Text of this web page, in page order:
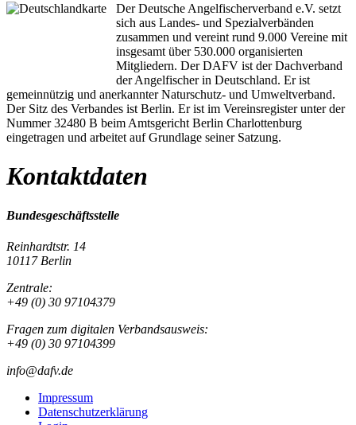
Der Deutsche Angelfischerverband e.V. setzt
sich aus Landes- und Spezialverbänden
zusammen und vereint rund 9.000 Vereine mit
insgesamt über 530.000 organisierten
Mitgliedern. Der DAFV ist der Dachverband
der Angelfischer in Deutschland. Er ist
gemeinnützig und anerkannter Naturschutz- und Umweltverband.
Der Sitz des Verbandes ist Berlin. Er ist im Vereinsregister unter der
Nummer 32480 B beim Amtsgericht Berlin Charlottenburg
eingetragen und arbeitet auf Grundlage seiner Satzung.
Kontaktdaten
Bundesgeschäftsstelle
Reinhardtstr. 14
10117 Berlin
Zentrale:
+49 (0) 30 97104379
Fragen zum digitalen Verbandsausweis:
+49 (0) 30 97104399
info@dafv.de
Impressum
Datenschutzerklärung